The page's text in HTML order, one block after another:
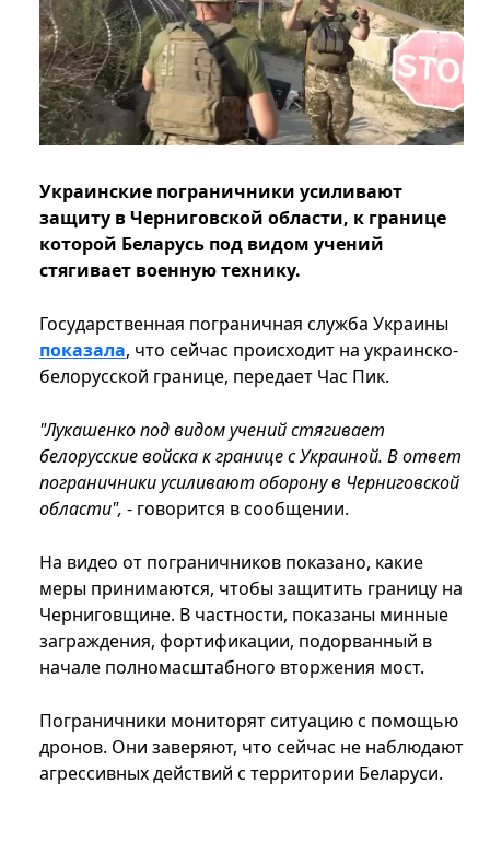
Украинские пограничники усиливают
защиту в Черниговской области, к границе
которой Беларусь под видом учений
стягивает военную технику.
Государственная пограничная служба Украины
показала, что сейчас происходит на украинско-
белорусской границе, передает Час Пик.
"Лукашенко под видом учений стягивает
белорусские войска к границе с Украиной. В ответ
пограничники усиливают оборону в Черниговской
области", - говорится в сообщении.
На видео от пограничников показано, какие
меры принимаются, чтобы защитить границу на
Черниговщине. В частности, показаны минные
заграждения, фортификации, подорванный в
начале полномасштабного вторжения мост.
Пограничники мониторят ситуацию с помощью
дронов. Они заверяют, что сейчас не наблюдают
агрессивных действий с территории Беларуси.